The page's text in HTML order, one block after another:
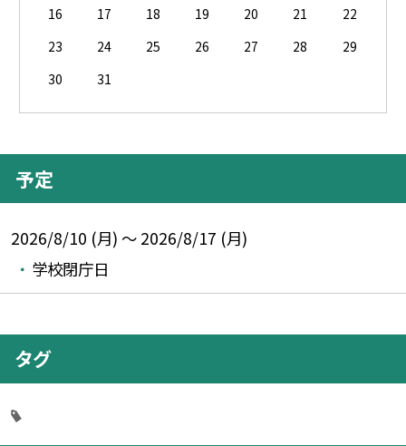
16
17 18 19 20 21
22
23
24 25 26 27 28
29
30
31
予定
2026/8/10 (月) ～ 2026/8/17 (月)
学校閉庁日
タグ